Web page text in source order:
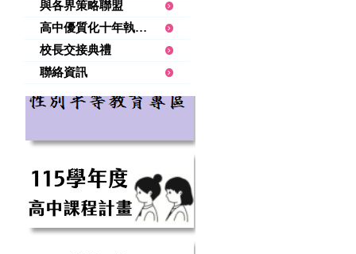
與各界策略聯盟
高中優質化十年執行績優
校長交接典禮
聯絡資訊